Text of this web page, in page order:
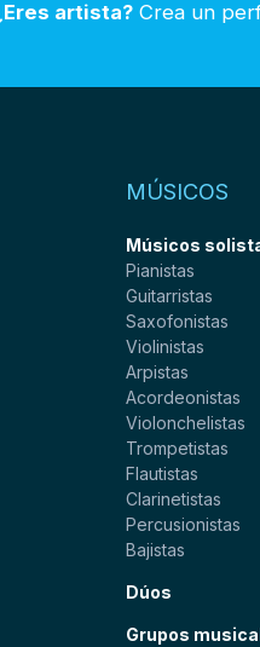
artista? Crea un
MÚSICOS
Músicos
Pianistas
Guitarristas
Saxofonistas
Violinistas
Arpistas
Acordeonistas
Violonchelistas
Trompetistas
Flautistas
Clarinetistas
Percusionistas
Bajistas
Dúos
Grupos